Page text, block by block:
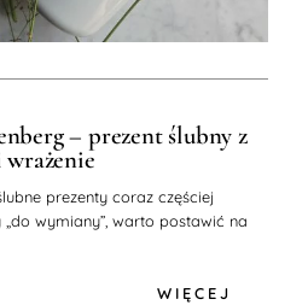
– prezent ślubny z
prezenty coraz częściej
wymiany”, warto postawić na
WIĘCEJ